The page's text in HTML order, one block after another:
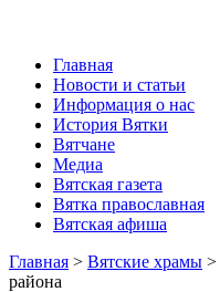
Главная
Новости и статьи
Информация о нас
История Вятки
Вятчане
Медиа
Вятская газета
Вятка православная
Вятская афиша
Главная > Вятские храмы >
района